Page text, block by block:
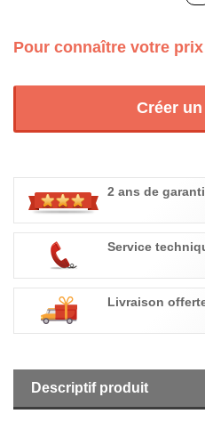
Pour connaître votre
Créer
2 ans de
Service
Livraison
Descriptif produit